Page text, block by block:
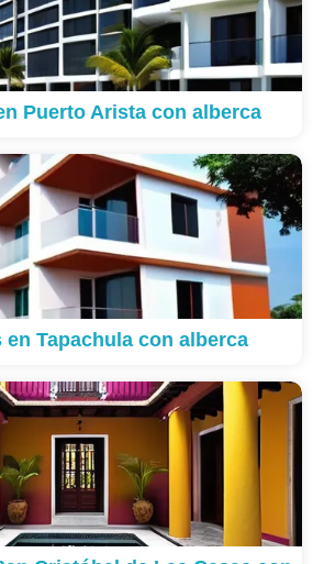
Puerto Arista con alberca
en Tapachula con alberca